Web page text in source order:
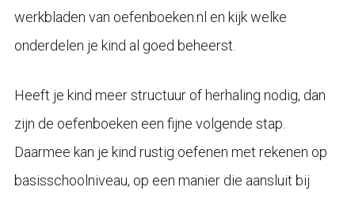
werkbladen van oefenboeken.nl en kijk welke
onderdelen je kind al goed beheerst.
Heeft je kind meer structuur of herhaling nodig, dan
zijn de oefenboeken een fijne volgende stap.
Daarmee kan je kind rustig oefenen met rekenen op
basisschoolniveau, op een manier die aansluit bij